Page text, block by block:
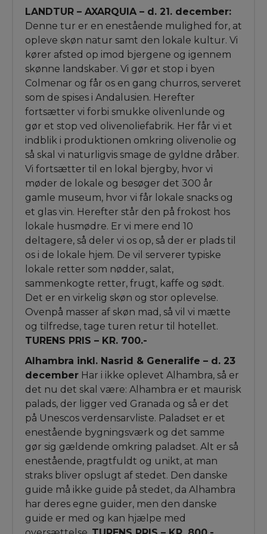
LANDTUR – AXARQUIA – d. 21. december:
Denne tur er en enestående mulighed for, at
opleve skøn natur samt den lokale kultur. Vi
kører afsted op imod bjergene og igennem
skønne landskaber. Vi gør et stop i byen
Colmenar og får os en gang churros, serveret
som de spises i Andalusien. Herefter
fortsætter vi forbi smukke olivenlunde og
gør et stop ved olivenoliefabrik. Her får vi et
indblik i produktionen omkring olivenolie og
så skal vi naturligvis smage de gyldne dråber.
Vi fortsætter til en lokal bjergby, hvor vi
møder de lokale og besøger det 300 år
gamle museum, hvor vi får lokale snacks og
et glas vin. Herefter står den på frokost hos
lokale husmødre. Er vi mere end 10
deltagere, så deler vi os op, så der er plads til
os i de lokale hjem. De vil serverer typiske
lokale retter som nødder, salat,
sammenkogte retter, frugt, kaffe og sødt.
Det er en virkelig skøn og stor oplevelse.
Ovenpå masser af skøn mad, så vil vi mætte
og tilfredse, tage turen retur til hotellet.
TURENS PRIS – KR. 700.-
Alhambra inkl. Nasrid & Generalife – d. 23
december Har i ikke oplevet Alhambra, så er
det nu det skal være: Alhambra er et maurisk
palads, der ligger ved Granada og så er det
på Unescos verdensarvliste. Paladset er et
enestående bygningsværk og det samme
gør sig gældende omkring paladset. Alt er så
enestående, pragtfuldt og unikt, at man
straks bliver opslugt af stedet. Den danske
guide må ikke guide på stedet, da Alhambra
har deres egne guider, men den danske
guide er med og kan hjælpe med